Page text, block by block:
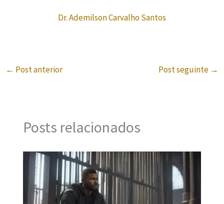
Dr. Ademilson Carvalho Santos
← Post anterior Post seguinte →
Posts relacionados